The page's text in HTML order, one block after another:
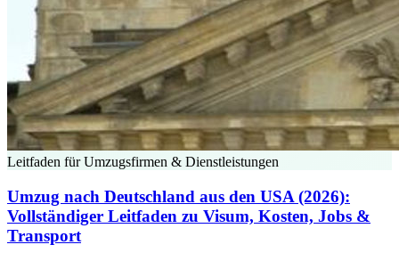
Leitfaden für Umzugsfirmen & Dienstleistungen
Umzug nach Deutschland aus den USA (2026):
Vollständiger Leitfaden zu Visum, Kosten, Jobs &
Transport